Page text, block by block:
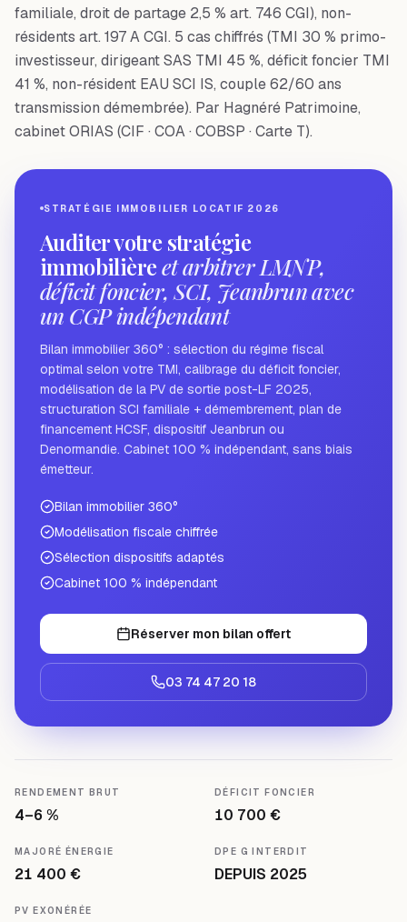
familiale, droit de partage 2,5 % art. 746 CGI), non-
résidents art. 197 A CGI. 5 cas chiffrés (TMI 30 % primo-
investisseur, dirigeant SAS TMI 45 %, déficit foncier TMI
41 %, non-résident EAU SCI IS, couple 62/60 ans
transmission démembrée). Par Hagnéré Patrimoine,
cabinet ORIAS (CIF · COA · COBSP · Carte T).
STRATÉGIE IMMOBILIER LOCATIF 2026
Auditer votre stratégie
immobilièreet arbitrer LMNP,
déficit foncier, SCI, Jeanbrun avec
un CGP indépendant
Bilan immobilier 360° : sélection du régime fiscal
optimal selon votre TMI, calibrage du déficit foncier,
modélisation de la PV de sortie post-LF 2025,
structuration SCI familiale + démembrement, plan de
financement HCSF, dispositif Jeanbrun ou
Denormandie. Cabinet 100 % indépendant, sans biais
émetteur.
Bilan immobilier 360°
Modélisation fiscale chiffrée
Sélection dispositifs adaptés
Cabinet 100 % indépendant
Réserver mon bilan offert
03 74 47 20 18
RENDEMENT BRUT
4–6 %
DÉFICIT FONCIER
10 700 €
MAJORÉ ÉNERGIE
21 400 €
DPE G INTERDIT
DEPUIS 2025
PV EXONÉRÉE